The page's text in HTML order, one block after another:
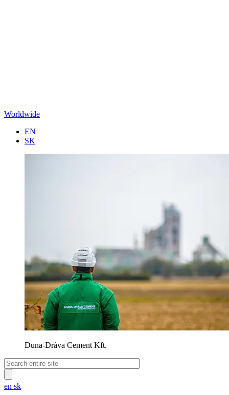
Worldwide
EN
SK
Duna-Dráva Cement Kft.
en sk